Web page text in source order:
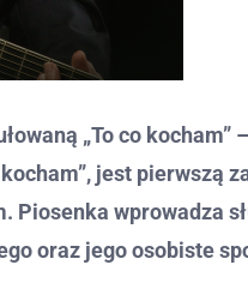
„To co kocham”
jest pierwszą
Piosenka wprowadza
oraz jego osobiste